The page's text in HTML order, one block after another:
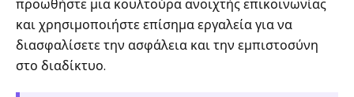
προωθήστε μια κουλτούρα ανοιχτής επικοινωνίας
και χρησιμοποιήστε επίσημα εργαλεία για να
διασφαλίσετε την ασφάλεια και την εμπιστοσύνη
στο διαδίκτυο.